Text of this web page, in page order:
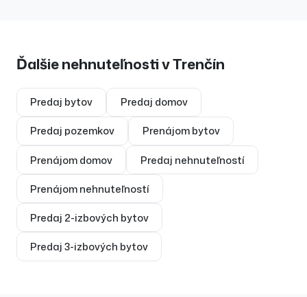
Ďalšie nehnuteľnosti vTrenčín
Predaj bytov Predaj domov
Predaj pozemkov Prenájom bytov
Prenájomdomov Predaj nehnuteľností
Prenájomnehnuteľností
Predaj 2-izbových bytov
Predaj3-izbových bytov